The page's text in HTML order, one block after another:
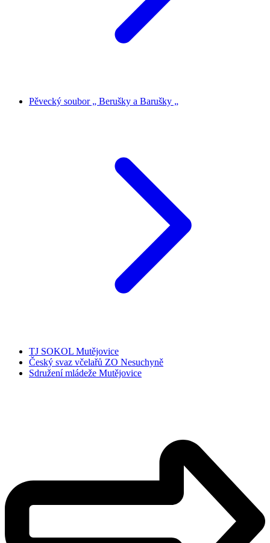
Pěvecký soubor „ Berušky a Barušky „
TJ SOKOL Mutějovice
Český svaz včelařů ZO Nesuchyně
Sdružení mládeže Mutějovice